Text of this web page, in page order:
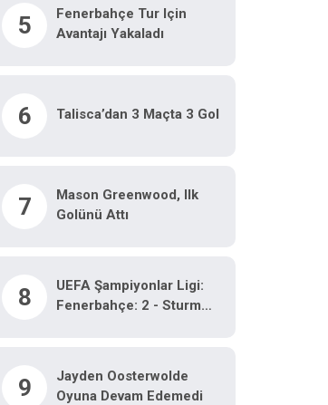
5
Fenerbahçe Tur Için
Avantajı Yakaladı
6 Talisca’dan 3 Maçta 3 Gol
7
Mason Greenwood, Ilk
Golünü Attı
8
UEFA Şampiyonlar Ligi:
Fenerbahçe: 2 - Sturm
9
Jayden Oosterwolde
Oyuna Devam Edemedi